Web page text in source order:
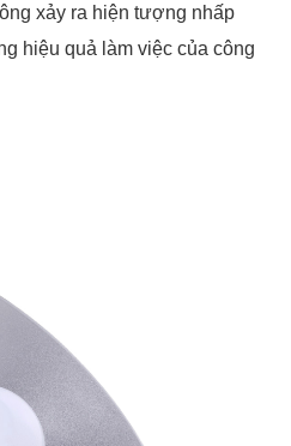
xảy ra hiện tượng nhấp
hiệu quả làm việc của công